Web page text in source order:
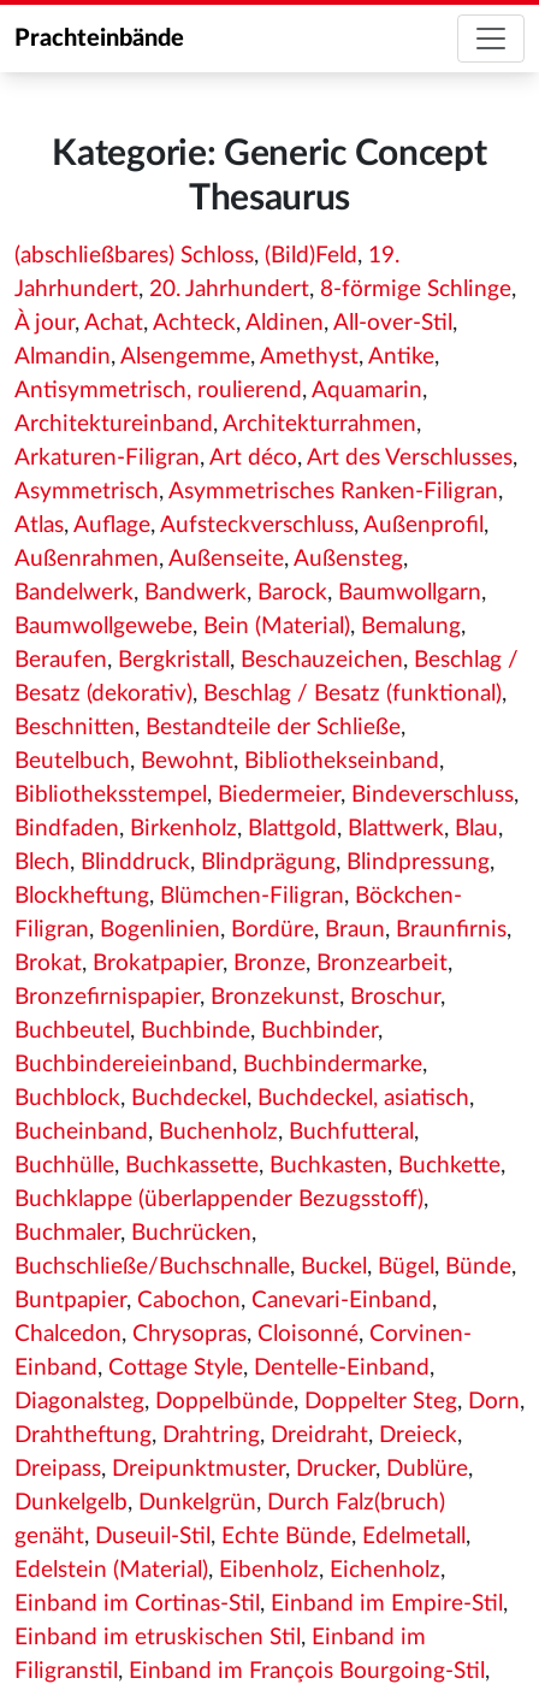
Prachteinbände
Kategorie: Generic Concept
Thesaurus
(abschließbares) Schloss, (Bild)Feld , 19.
Jahrhundert, 20. Jahrhundert, 8-förmige Schlinge,
À jour, Achat, Achteck, Aldinen, All-over-Stil ,
Almandin, Alsengemme, Amethyst, Antike,
Antisymmetrisch, roulierend , Aquamarin,
Architektureinband , Architekturrahmen,
Arkaturen-Filigran, Art déco, Art des Verschlusses,
Asymmetrisch, Asymmetrisches Ranken-Filigran,
Atlas, Auflage, Aufsteckverschluss, Außenprofil ,
Außenrahmen, Außenseite, Außensteg,
Bandelwerk, Bandwerk, Barock, Baumwollgarn,
Baumwollgewebe, Bein (Material), Bemalung,
Beraufen, Bergkristall , Beschauzeichen, Beschlag /
Besatz (dekorativ), Beschlag / Besatz (funktional),
Beschnitten, Bestandteile der Schließe,
Beutelbuch, Bewohnt, Bibliothekseinband ,
Bibliotheksstempel , Biedermeier, Bindeverschluss,
Bindfaden, Birkenholz, Blattgold , Blattwerk, Blau,
Blech, Blinddruck, Blindprägung, Blindpressung,
Blockheftung, Blümchen-Filigran, Böckchen-
Filigran, Bogenlinien, Bordüre, Braun, Braunfirnis,
Brokat, Brokatpapier, Bronze, Bronzearbeit,
Bronzefirnispapier, Bronzekunst, Broschur,
Buchbeutel , Buchbinde, Buchbinder,
Buchbindereieinband , Buchbindermarke,
Buchblock, Buchdeckel , Buchdeckel, asiatisch,
Bucheinband , Buchenholz, Buchfutteral ,
Buchhülle, Buchkassette, Buchkasten, Buchkette,
Buchklappe (überlappender Bezugsstoff),
Buchmaler, Buchrücken,
Buchschließe/Buchschnalle, Buckel , Bügel , Bünde,
Buntpapier, Cabochon, Canevari-Einband ,
Chalcedon, Chrysopras, Cloisonné, Corvinen-
Einband , Cottage Style, Dentelle-Einband ,
Diagonalsteg, Doppelbünde, Doppelter Steg, Dorn,
Drahtheftung, Drahtring, Dreidraht, Dreieck,
Dreipass, Dreipunktmuster, Drucker, Dublüre,
Dunkelgelb, Dunkelgrün, Durch Falz(bruch)
genäht, Duseuil-Stil , Echte Bünde, Edelmetall ,
Edelstein (Material), Eibenholz, Eichenholz,
Einband im Cortinas-Stil , Einband im Empire-Stil ,
Einband im etruskischen Stil , Einband im
Filigranstil , Einband im François Bourgoing-Stil ,